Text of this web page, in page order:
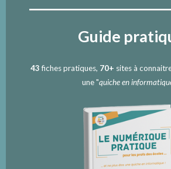
Guide
43fiches pratiques, 70+ sites à
une "quiche en